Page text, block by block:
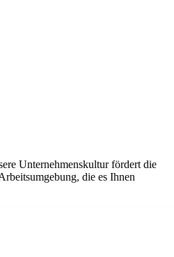
Unternehmenskultur fördert die
die es Ihnen